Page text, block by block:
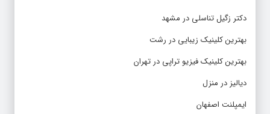
دکتر زگیل تناسلی در مشهد
بهترین کلینیک زیبایی در رشت
بهترین کلینیک فیزیو تراپی در تهران
دیالیز در منزل
ایمپلنت اصفهان